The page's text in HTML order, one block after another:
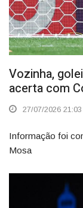
Vozinha,
acerta com
27/07/2026 21:03
Informação foi
Mosa